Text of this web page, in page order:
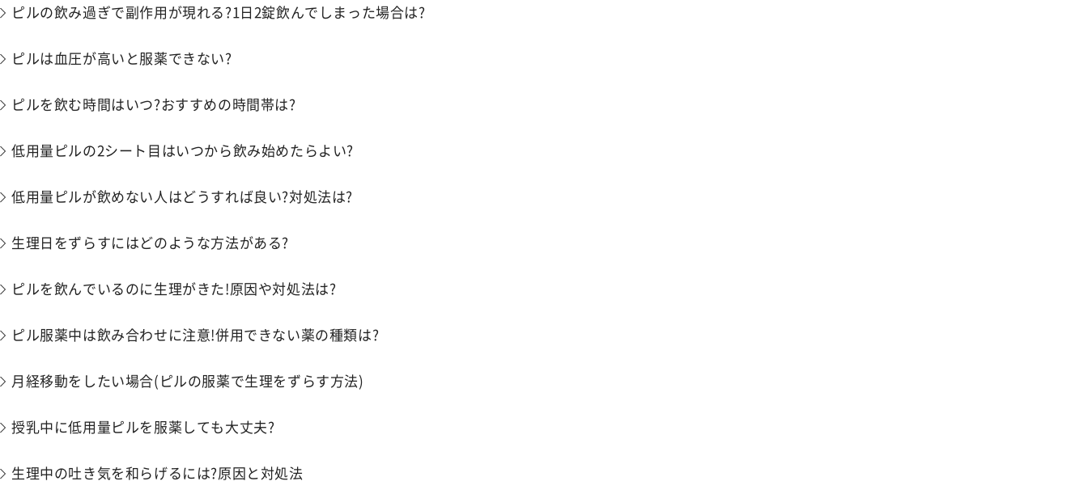
ピルの飲み過ぎで副作用が現れる?1日2錠飲んでしまった場合は?
ピルは血圧が高いと服薬できない?
ピルを飲む時間はいつ?おすすめの時間帯は?
低用量ピルの2シート目はいつから飲み始めたらよい?
低用量ピルが飲めない人はどうすれば良い?対処法は?
生理日をずらすにはどのような方法がある?
ピルを飲んでいるのに生理がきた!原因や対処法は?
ピル服薬中は飲み合わせに注意!併用できない薬の種類は?
月経移動をしたい場合(ピルの服薬で生理をずらす方法)
授乳中に低用量ピルを服薬しても大丈夫?
生理中の吐き気を和らげるには?原因と対処法